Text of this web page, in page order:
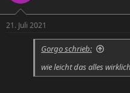
21. Juli 2021
Gorgo schrieb:
wie leicht das alles